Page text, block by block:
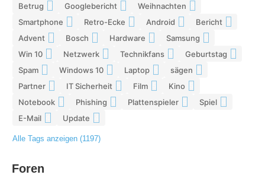
Betrug Googlebericht Weihnachten
Smartphone Retro-Ecke Android Bericht
Advent Bosch Hardware Samsung
Win 10 Netzwerk Technikfans Geburtstag
Spam Windows 10 Laptop sägen
Partner IT Sicherheit Film Kino
Notebook Phishing Plattenspieler Spiel
E-Mail Update
Alle Tags anzeigen (1197)
Foren